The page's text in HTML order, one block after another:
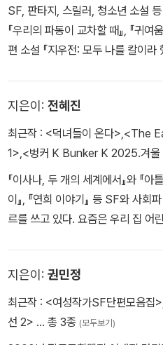
SF, 판타지, 스릴러, 청소년 소설
『우리의 파동이 교차할 때』, 『귀
편 소설 『지우전: 모두 나를 칼이라
지은이: 전혜진
최근작 : <덕녀들이 온다>,<The
1>,<벙커 K Bunker K 2025.겨울
『이사나, 두 개의 세계에서』와 『아
이』, 『연희 이야기』 등 SF와 사
르를 쓰고 있다. 요즘은 우리 집 어
지은이: 권민정
최근작 : <여성작가SF단편모음집>
선 2> … 총 3종 (모두보기)